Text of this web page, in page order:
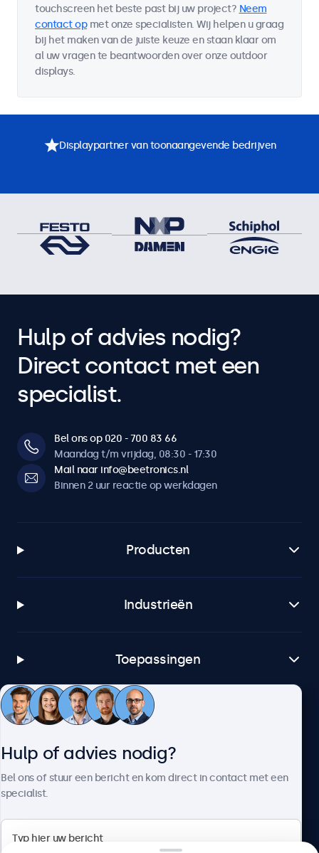
touchscreen het beste past bij uw project? Neem
contact opmet onze specialisten. Wij helpen u graag
bij het maken van de juiste keuze en staan klaar om
al uw vragen te beantwoorden over onze outdoor
displays.
Displaypartner van toonaangevende bedrijven
Hulp of advies nodig?
Direct contact met een
specialist.
Bel ons op 020 - 700 83 66
Maandag t/m vrijdag, 08:30 - 17:30
Mail naar info@beetronics.nl
Binnen 2 uur reactie op werkdagen
Producten
Industrieën
Toepassingen
Klantenservice
Hulp of advies nodig?
Bel ons of stuur een bericht en kom direct in contact met een
specialist.